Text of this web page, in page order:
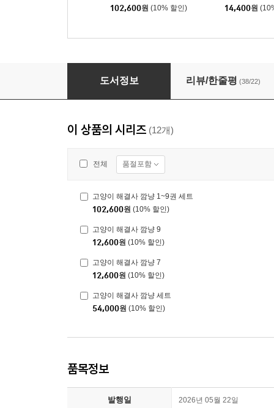
102,600원 (10% 할인) 14,400원
고양이 해결사 깜냥 9
도서정보 리뷰/한줄평 (38/22)
이 상품의 시리즈 (12개)
전체 품절포함
고양이 해결사 깜냥 1~9권 세트
102,600원 (10% 할인)
고양이 해결사 깜냥 9
12,600원 (10% 할인)
고양이 해결사 깜냥 7
12,600원 (10% 할인)
고양이 해결사 깜냥 세트
54,000원 (10% 할인)
품목정보
발행일 2026년 05월 22일